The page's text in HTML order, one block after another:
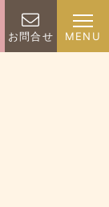
お問合せ